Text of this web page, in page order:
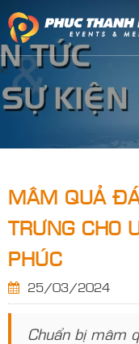
<
MÂM QUẢ
TRƯNG CHO
PHÚC
25/03/2024
Chuẩn bị mâm